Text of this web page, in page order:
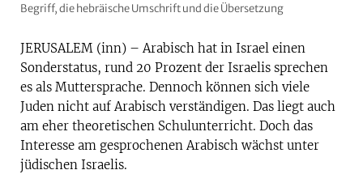
Begriff, die hebräische Umschrift und die Übersetzung
JERUSALEM (inn) – Arabisch hat in Israel einen
Sonderstatus, rund 20 Prozent der Israelis sprechen
es als Muttersprache. Dennoch können sich viele
Juden nicht auf Arabisch verständigen. Das liegt auch
am eher theoretischen Schulunterricht. Doch das
Interesse am gesprochenen Arabisch wächst unter
jüdischen Israelis.